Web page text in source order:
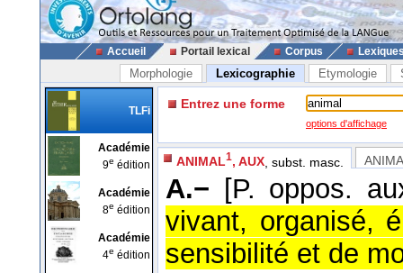
Accueil Portail lexical Corpus
Morphologie Lexicographie Etymologie
TLFi
Académie
9e édition
Académie
8e édition
Académie
4e édition
Entrez une forme
options d'affichage
ANIMAL1, AUX , subst. masc.
A.− [P. oppos.
vivant, organisé,
sensibilité et de